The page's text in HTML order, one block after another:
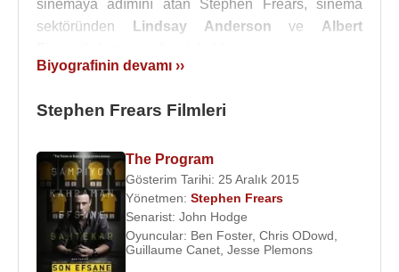
sinemaya adımını atan Stephen Frears, sinema
sektöründen
Lindsay Anderson ve Albert
yönetmeni oldu ve Lindsay Anderson'un "E.B" adlı
olanThe Burning’i çekti.
uzun metrajlı filmi
Gumshoeise yönetmene hatrı
sayılır bir başarı kazandırdı.
Mary-Kay Wilmers’la evlendi ve 2 çocuğu oldu.
1984’e kadar ağırlıklı olarak TV dizileri çeken
Biyografinin devamı ››
Stephen Frears Filmleri
The Program
Gösterim Tarihi: 25 Aralık 2015
Yönetmen: Stephen Frears
Senarist: John Hodge
Oyuncular: Ben Foster, Chris ODowd
Guillaume Canet Jesse Plemons